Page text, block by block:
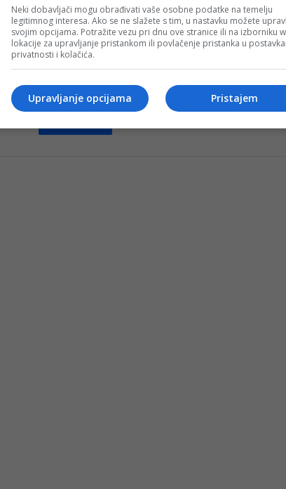
Padavine skoro do kraja
mjeseca, sunca nema ni na
vidiku
strah…
Neki dobavljači mogu obrađivati vaše osobne podatke na temelju
legitimnog interesa. Ako se ne slažete s tim, u nastavku možete
svojim opcijama. Potražite vezu pri dnu ove stranice ili na izborniku
lokacije za upravljanje pristankom ili povlačenje pristanka u
privatnosti i kolačića.
Pristajem
Upravljanje opcijama